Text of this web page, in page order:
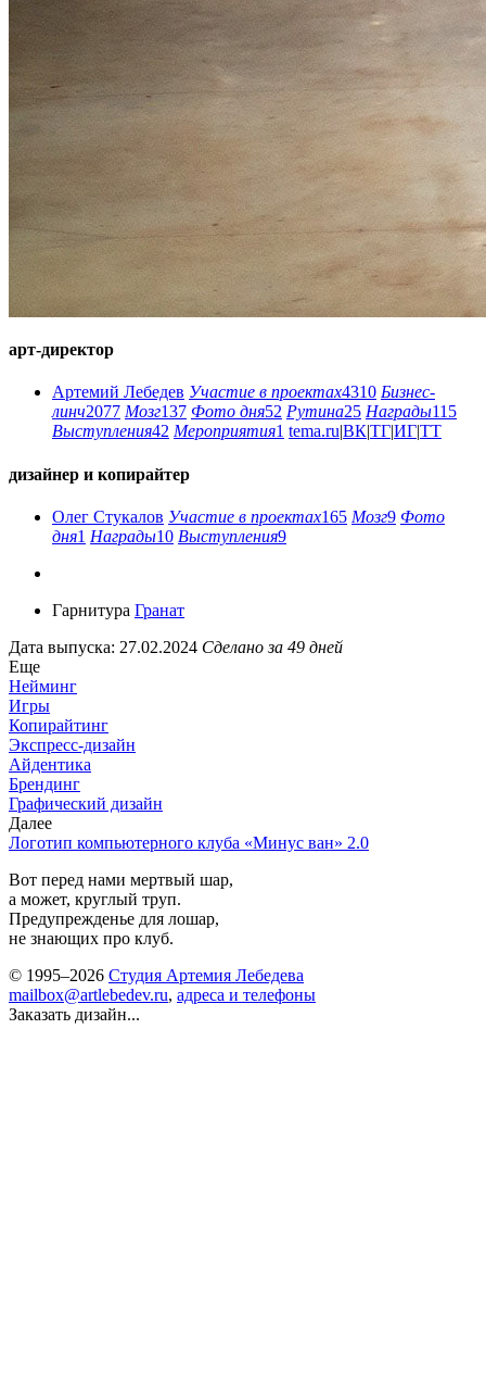
арт-директор
Артемий Лебедев Участие в проектах4310 Бизнес-
линч2077 Мозг137 Фото дня52 Рутина25 Награды115
Выступления42 Мероприятия1 tema.ru|ВК|ТГ|ИГ|ТТ
дизайнер и копирайтер
Олег Стукалов Участие в проектах165 Мозг9 Фото
дня1 Награды10 Выступления9
Гарнитура Гранат
Дата выпуска: 27.02.2024 Сделано за 49 дней
Еще
Нейминг
Игры
Копирайтинг
Экспресс-дизайн
Айдентика
Брендинг
Графический дизайн
Далее
Логотип компьютерного клуба «Минус ван» 2.0
Вот перед нами мертвый шар,
а может, круглый труп.
Предупрежденье для лошар,
не знающих про клуб.
© 1995–2026 Студия Артемия Лебедева
mailbox@artlebedev.ru, адреса и телефоны
Заказать дизайн...